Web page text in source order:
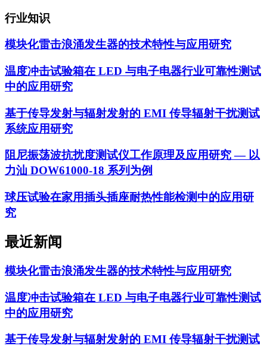
行业知识
模块化雷击浪涌发生器的技术特性与应用研究
温度冲击试验箱在 LED 与电子电器行业可靠性测试
中的应用研究
基于传导发射与辐射发射的 EMI 传导辐射干扰测试
系统应用研究
阻尼振荡波抗扰度测试仪工作原理及应用研究 — 以
力汕 DOW61000-18 系列为例
球压试验在家用插头插座耐热性能检测中的应用研
究
最近新闻
模块化雷击浪涌发生器的技术特性与应用研究
温度冲击试验箱在 LED 与电子电器行业可靠性测试
中的应用研究
基于传导发射与辐射发射的 EMI 传导辐射干扰测试